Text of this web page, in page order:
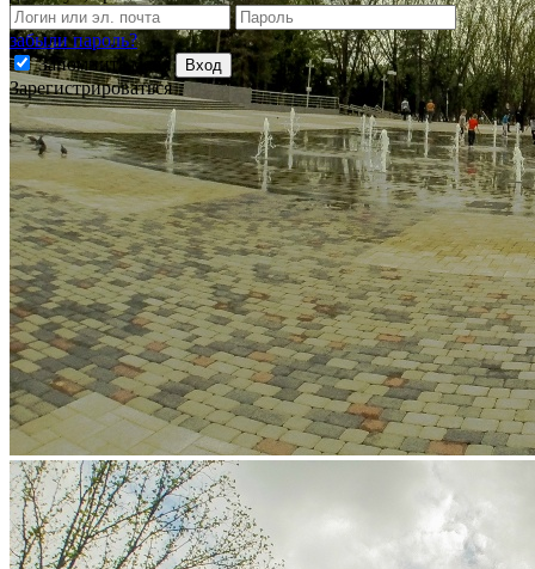
забыли пароль?
Запомнить меня
Вход
Зарегистрироваться